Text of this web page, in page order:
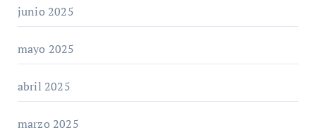
junio 2025
mayo 2025
abril 2025
marzo 2025